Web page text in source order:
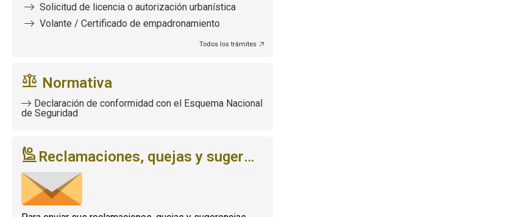
Solicitud de licencia o autorización urbanística
Volante / Certificado de empadronamiento
Todos los trámites
Reclamaciones, quejas y sugerencias
Normativa
Declaración de conformidad con el Esquema Nacional
de Seguridad